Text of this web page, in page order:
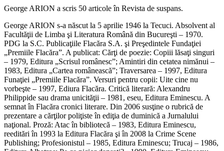
George ARION a scris 50 articole în Revista de suspans.
George ARION s-a născut la 5 aprilie 1946 la Tecuci. Absolvent al
Facultăţii de Limba şi Literatura Română din Bucureşti – 1970.
PDG la S.C. Publicaţiile Flacăra S.A. şi Preşedintele Fundaţiei
„Premiile Flacăra”. A publicat: Cărţi de poezie: Copiii lăsaţi singuri
– 1979, Editura „Scrisul românesc”; Amintiri din cetatea nimănui –
1983, Editura „Cartea românească”; Traversarea – 1997, Editura
Funaţiei „Premiile Flacăra”. Versuri pentru copii: Uite cine nu
vorbeşte – 1997, Ediura Flacăra. Critică literară: Alexandru
Philippide sau drama unicităţii – 1981, eseu, Editura Eminescu. A
semnat în Flacăra cronici literare. Din 2006 susţine o rubrică de
prezentare a cărţilor poliţiste în ediţia de duminică a Jurnalului
naţional. Proză: Atac în bibliotecă – 1983, Editura Eminescu,
reeditări în 1993 la Editura Flacăra şi în 2008 la Crime Scene
Publishing; Profesionistul – 1985, Editura Eminescu; Trucaj – 1986,